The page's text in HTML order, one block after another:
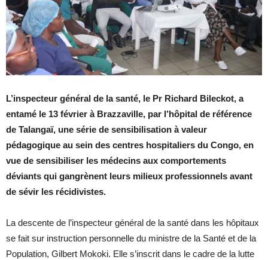
L’inspecteur général de la santé, le Pr Richard Bileckot, a
entamé le 13 février à Brazzaville, par l’hôpital de référence
de Talangaï, une série de sensibilisation à valeur
pédagogique au sein des centres hospitaliers du Congo, en
vue de sensibiliser les médecins aux comportements
déviants qui gangrènent leurs milieux professionnels avant
de sévir les récidivistes.
La descente de l’inspecteur général de la santé dans les hôpitaux
se fait sur instruction personnelle du ministre de la Santé et de la
Population, Gilbert Mokoki. Elle s’inscrit dans le cadre de la lutte